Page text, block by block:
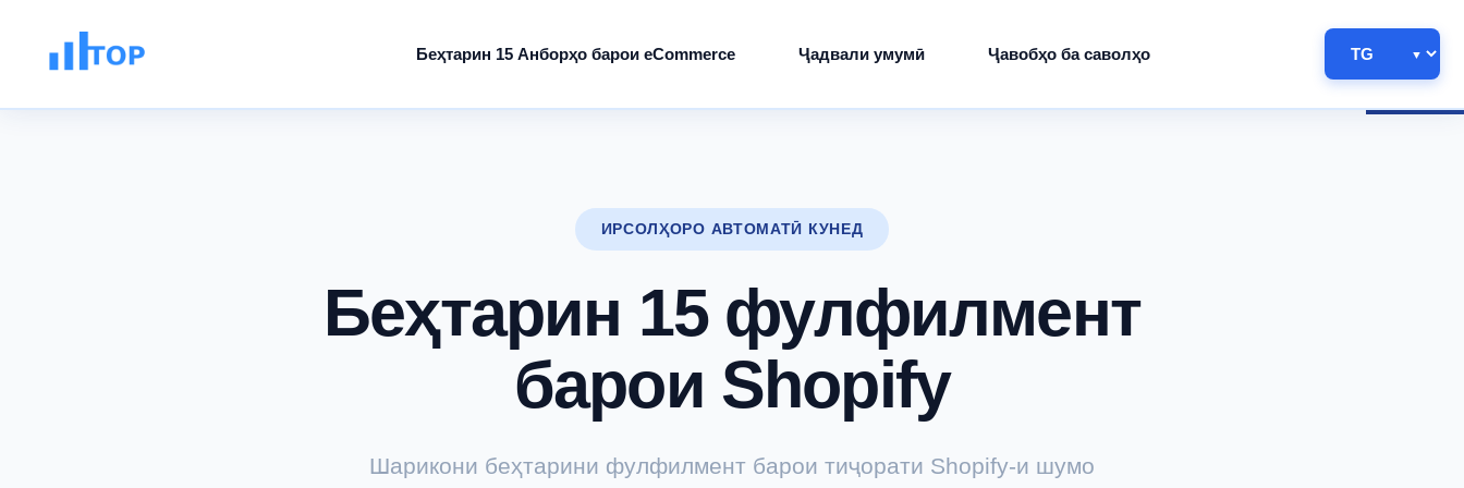
Беҳтарин 15 Анборҳо барои eCommerce Ҷадвали умумӣ Ҷавобҳо ба саволҳо
ИРСОЛҲОРО АВТОМАТӢ КУНЕД
Беҳтарин 15 фулфилмент
барои Shopify
Шарикони беҳтарини фулфилмент барои тиҷорати Shopify-и шумо